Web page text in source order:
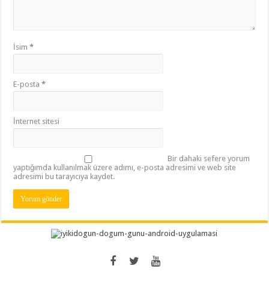
İsim*
E-posta*
İnternet sitesi
Bir dahaki sefere yorum
yaptığımda kullanılmak üzere adımı, e-posta adresimi ve web site
adresimi bu tarayıcıya kaydet.